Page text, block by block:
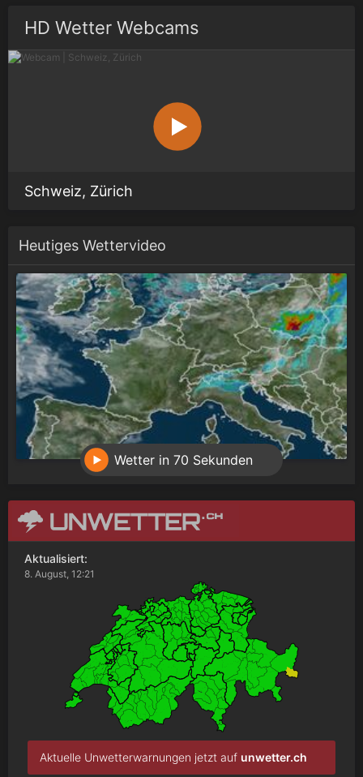
HD Wetter Webcams
Schweiz, Zürich
Heutiges Wettervideo
Wetter in 70 Sekunden
Aktualisiert:
8. August, 12:21
Aktuelle Unwetterwarnungen jetzt auf unwetter.ch